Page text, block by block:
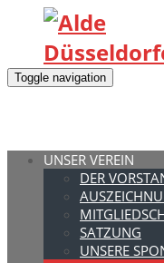
Toggle navigation
UNSER VEREIN
DER
SATZUNG
UNSERE